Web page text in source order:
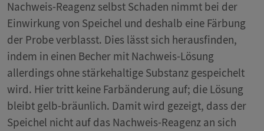
Nachweis-Reagenz selbst Schaden nimmt bei der
Einwirkung von Speichel und deshalb eine Färbung
der Probe verblasst. Dies lässt sich herausfinden,
indem in einen Becher mit Nachweis-Lösung
allerdings ohne stärkehaltige Substanz gespeichelt
wird. Hier tritt keine Farbänderung auf; die Lösung
bleibt gelb-bräunlich. Damit wird gezeigt, dass der
Speichel nicht auf das Nachweis-Reagenz an sich